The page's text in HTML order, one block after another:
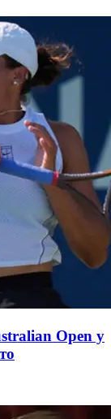
Open у